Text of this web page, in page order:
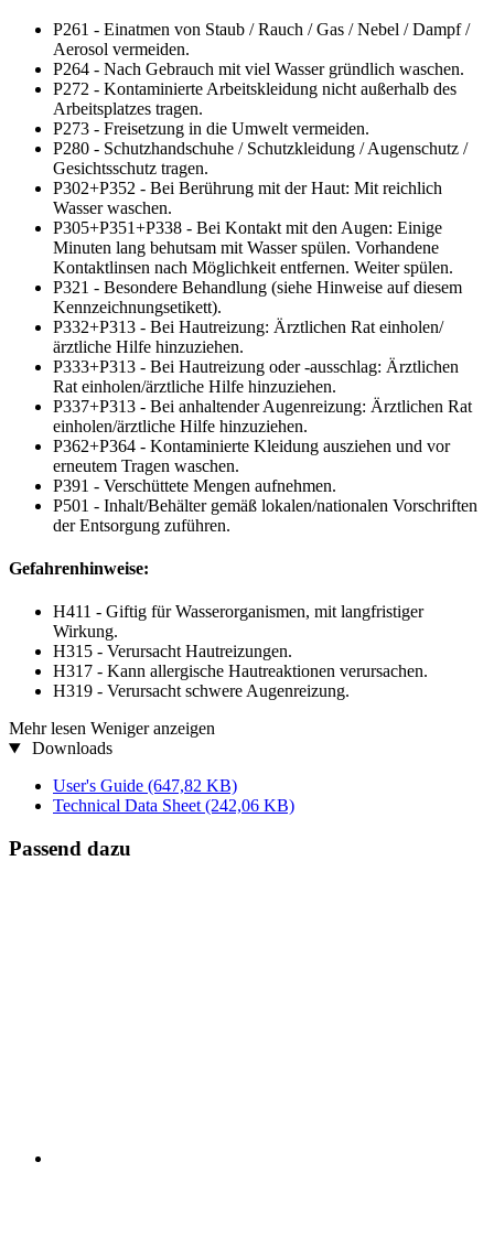
P261 - Einatmen von Staub / Rauch / Gas / Nebel / Dampf /
Aerosol vermeiden.
P264 - Nach Gebrauch mit viel Wasser gründlich waschen.
P272 - Kontaminierte Arbeitskleidung nicht außerhalb des
Arbeitsplatzes tragen.
P273 - Freisetzung in die Umwelt vermeiden.
P280 - Schutzhandschuhe / Schutzkleidung / Augenschutz /
Gesichtsschutz tragen.
P302+P352 - Bei Berührung mit der Haut: Mit reichlich
Wasser waschen.
P305+P351+P338 - Bei Kontakt mit den Augen: Einige
Minuten lang behutsam mit Wasser spülen. Vorhandene
Kontaktlinsen nach Möglichkeit entfernen. Weiter spülen.
P321 - Besondere Behandlung (siehe Hinweise auf diesem
Kennzeichnungsetikett).
P332+P313 - Bei Hautreizung: Ärztlichen Rat einholen/
ärztliche Hilfe hinzuziehen.
P333+P313 - Bei Hautreizung oder -ausschlag: Ärztlichen
Rat einholen/ärztliche Hilfe hinzuziehen.
P337+P313 - Bei anhaltender Augenreizung: Ärztlichen Rat
einholen/ärztliche Hilfe hinzuziehen.
P362+P364 - Kontaminierte Kleidung ausziehen und vor
erneutem Tragen waschen.
P391 - Verschüttete Mengen aufnehmen.
P501 - Inhalt/Behälter gemäß lokalen/nationalen Vorschriften
der Entsorgung zuführen.
Gefahrenhinweise:
H411 - Giftig für Wasserorganismen, mit langfristiger
Wirkung.
H315 - Verursacht Hautreizungen.
H317 - Kann allergische Hautreaktionen verursachen.
H319 - Verursacht schwere Augenreizung.
Mehr lesen Weniger anzeigen
Downloads
User's Guide (647,82 KB)
Technical Data Sheet (242,06 KB)
Passend dazu